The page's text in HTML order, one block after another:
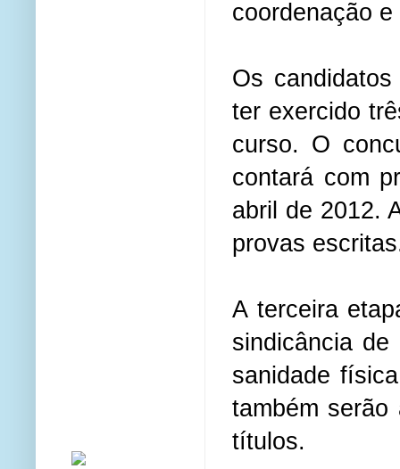
coordenação
Os
ter exercido
curso. O
contará com
abril de 2012.
provas
A terceira
sindicância
sanidade
também
títulos.